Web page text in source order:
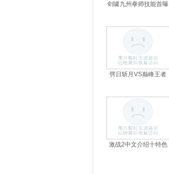
剑啸九州拳师技能首曝
劈日斩月VS巅峰王者
激战2中文介绍十特色